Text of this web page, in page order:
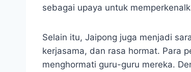
sebagai upaya untuk
Selain itu, Jaipong juga menjadi
kerjasama, dan rasa hormat. Para
menghormati guru-guru mereka.